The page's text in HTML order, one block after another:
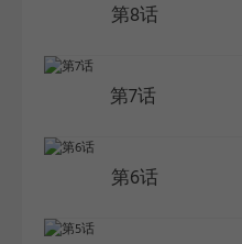
第8话
第7话
第6话